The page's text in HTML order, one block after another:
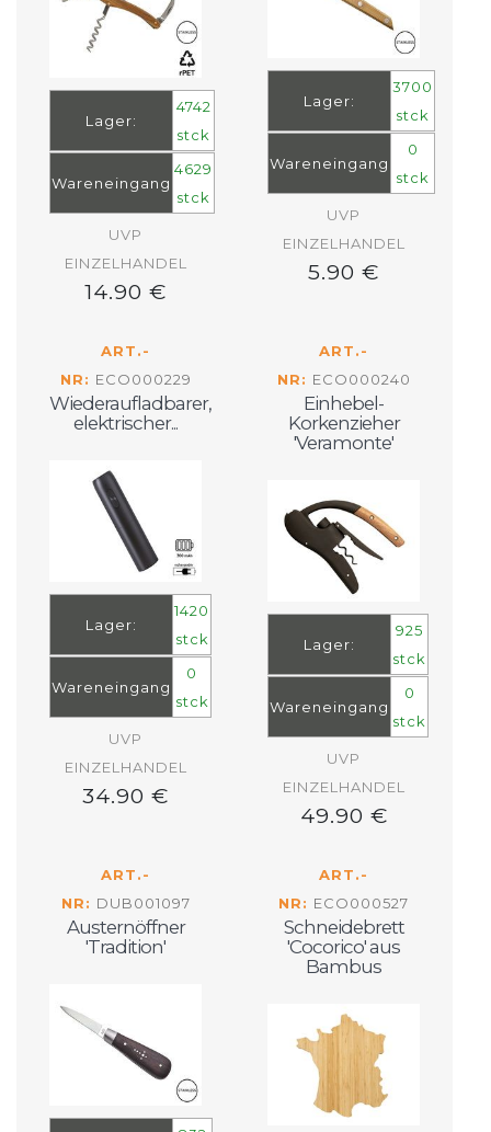
Lager:
4742
stck
Wareneingang
4629
stck
UVP
EINZELHANDEL
14.90 €
Lager:
3700
stck
Wareneingang
0
stck
UVP
EINZELHANDEL
5.90 €
ART.-
NR: ECO000229
Wiederaufladbarer,
elektrischer...
Lager:
1420
stck
Wareneingang
0
stck
UVP
EINZELHANDEL
34.90 €
ART.-
NR: ECO000240
Einhebel-
Korkenzieher
'Veramonte'
Lager:
925
stck
Wareneingang
0
stck
UVP
EINZELHANDEL
49.90 €
ART.-
NR: DUB001097
Austernöffner
'Tradition'
ART.-
NR: ECO000527
Schneidebrett
'Cocorico' aus
Bambus